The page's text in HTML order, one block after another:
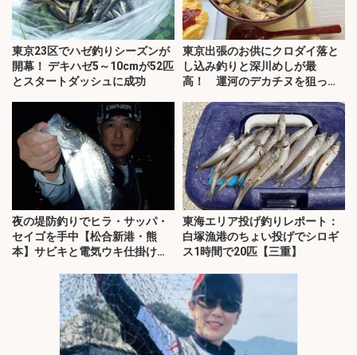
東京23区でハゼ釣りシーズンが
開幕！ デキハゼ5～10cmが52匹
とスタートダッシュに成功
東京出張のお供にクロダイ落と
し込み釣りと深川めしが最
高！ 運河のデカチヌを狙って
夜の堤防釣りでヒラ・サッパ・
セイゴを手中【松合新港・熊
本】サビキと電気ウキ仕掛けで
東海エリア投げ釣りレポート：
白塚漁港のちょい投げでシロギ
ス1時間で20匹【三重】